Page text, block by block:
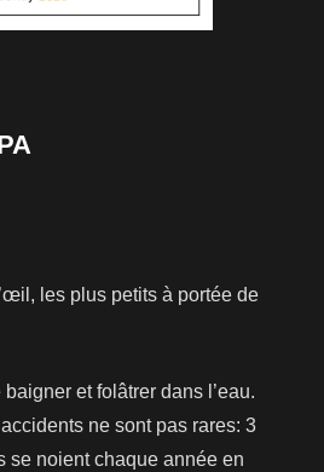
les plus petits à portée de
et folâtrer dans l’eau.
ne sont pas rares: 3
se noient chaque année en